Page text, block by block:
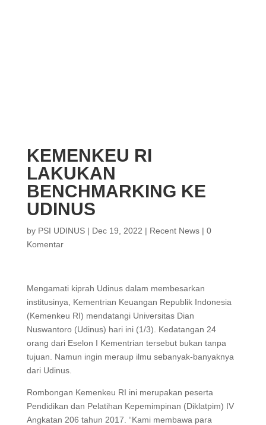
KEMENKEU RI
LAKUKAN
BENCHMARKING KE
UDINUS
by PSI UDINUS| Dec 19, 2022 | Recent News| 0
Komentar
Mengamati kiprah Udinus dalam membesarkan
institusinya, Kementrian Keuangan Republik Indonesia
(Kemenkeu RI) mendatangi Universitas Dian
Nuswantoro (Udinus) hari ini (1/3). Kedatangan 24
orang dari Eselon I Kementrian tersebut bukan tanpa
tujuan. Namun ingin meraup ilmu sebanyak-banyaknya
dari Udinus.
Rombongan Kemenkeu RI ini merupakan peserta
Pendidikan dan Pelatihan Kepemimpinan (Diklatpim) IV
Angkatan 206 tahun 2017. “Kami membawa para